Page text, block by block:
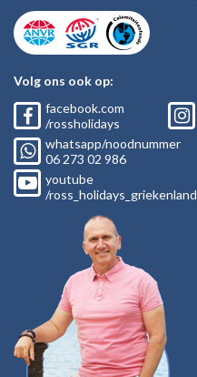
Volg ons ook op:
facebook.com
/rossholidays
whatsapp/noodnummer
06 273 02 986
youtube
/ross_holidays_griekenland